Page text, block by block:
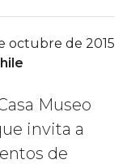
octubre de 2015
Museo
invita a
de